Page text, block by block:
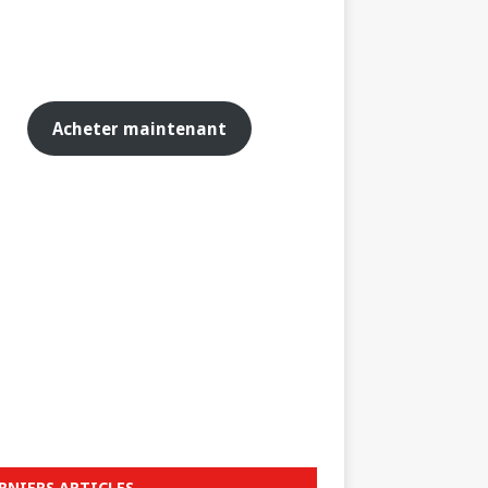
Acheter maintenant